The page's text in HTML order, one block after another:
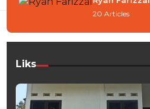
20 Articles
Liks